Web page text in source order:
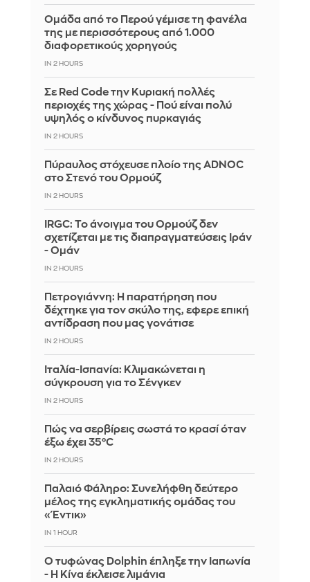
Ομάδα από το Περού γέμισε τη φανέλα
της με περισσότερους από 1.000
διαφορετικούς χορηγούς
IN 2 HOURS
Σε Red Code την Κυριακή πολλές
περιοχές της χώρας - Πού είναι πολύ
υψηλός ο κίνδυνος πυρκαγιάς
IN 2 HOURS
Πύραυλος στόχευσε πλοίο της ADNOC
στο Στενό του Ορμούζ
IN 2 HOURS
IRGC: Το άνοιγμα του Ορμούζ δεν
σχετίζεται με τις διαπραγματεύσεις Ιράν
- Ομάν
IN 2 HOURS
Πετρογιάννη: Η παρατήρηση που
δέχτηκε για τον σκύλο της, εφερε επική
αντίδραση που μας γονάτισε
IN 2 HOURS
Ιταλία-Ισπανία: Κλιμακώνεται η
σύγκρουση για το Σένγκεν
IN 2 HOURS
Πώς να σερβίρεις σωστά το κρασί όταν
έξω έχει 35°C
IN 2 HOURS
Παλαιό Φάληρο: Συνελήφθη δεύτερο
μέλος της εγκληματικής ομάδας του
«Έντικ»
IN 1 HOUR
Ο τυφώνας Dolphin έπληξε την Ιαπωνία
- Η Κίνα έκλεισε λιμάνια